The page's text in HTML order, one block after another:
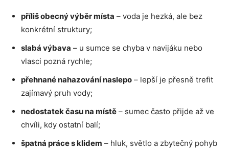
příliš obecný výběr místa – voda je hezká, ale bez
konkrétní struktury;
slabá výbava – u sumce se chyba v navijáku nebo
vlasci pozná rychle;
přehnané nahazování naslepo – lepší je přesně trefit
zajímavý pruh vody;
nedostatek času na místě – sumec často přijde až ve
chvíli, kdy ostatní balí;
špatná práce s klidem – hluk, světlo a zbytečný pohyb